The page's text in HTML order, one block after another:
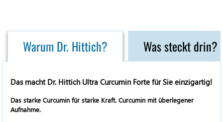
Warum Dr. Hittich? Was steckt drin?
Das macht Dr. Hittich Ultra Curcumin Forte für Sie einzigartig!
Das starke Curcumin für starke Kraft. Curcumin mit überlegener
Aufnahme.